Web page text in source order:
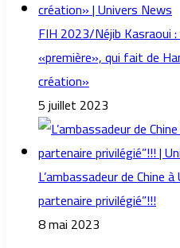
FIH 2023/Néjib Kasraoui
«première», qui fait de
création»
5 juillet 2023
L’ambassadeur de Chine
partenaire privilégié”!!!
8 mai 2023